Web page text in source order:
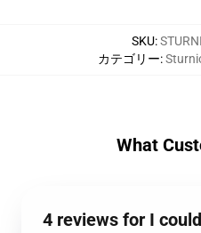
SKU:
カテゴリー:
What
4 reviews for I